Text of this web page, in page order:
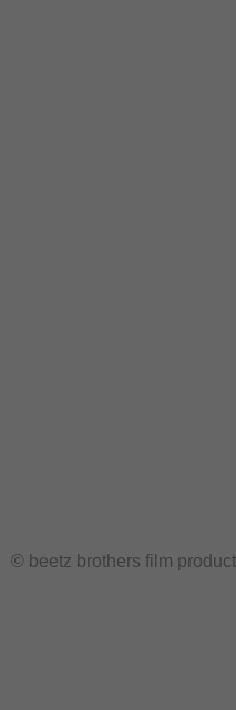
© beetz brothers film